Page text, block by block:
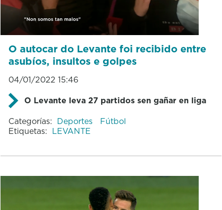
O autocar do Levante foi recibido entre
asubíos, insultos e golpes
04/01/2022 15:46
O Levante leva 27 partidos sen gañar en liga
Categorías: Deportes
Fútbol
Etiquetas: LEVANTE